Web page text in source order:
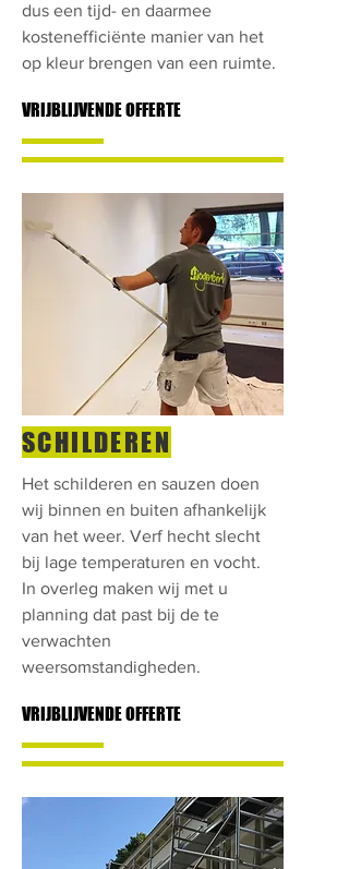
dus een tijd- en daarmee
kostenefficiënte manier van het
op kleur brengen van een ruimte.
VRIJBLIJVENDE OFFERTE
SCHILDEREN
Het schilderen en sauzen doen
wij binnen en buiten afhankelijk
van het weer. Verf hecht slecht
bij lage temperaturen en vocht.
In overleg maken wij met u
planning dat past bij de te
verwachten
weersomstandigheden.
VRIJBLIJVENDE OFFERTE